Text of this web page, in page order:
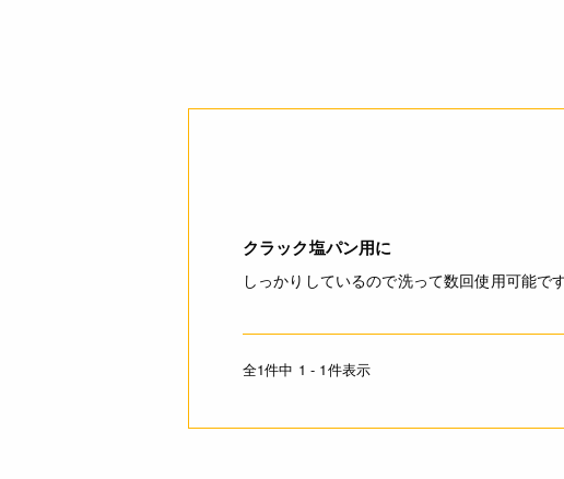
クラック塩パン用に
しっかりしているので洗って数回使用可能で
全1件中 1 - 1件表示